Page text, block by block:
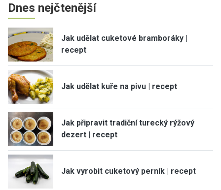
Dnes nejčtenější
Jak udělat cuketové bramboráky |
recept
Jak udělat kuře na pivu | recept
Jak připravit tradiční turecký rýžový
dezert | recept
Jak vyrobit cuketový perník | recept